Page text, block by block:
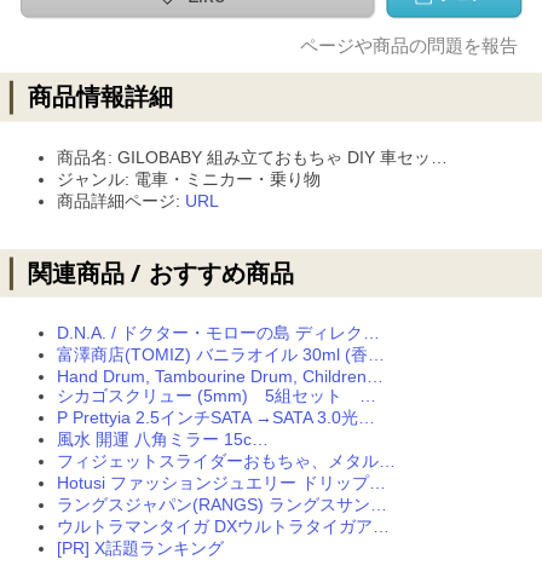
商品名: GILOBABY 組み立ておもちゃ DIY 車セッ…
ジャンル: 電車・ミニカー・乗り物
商品詳細ページ: URL
D.N.A. / ドクター・モローの島 ディレク…
富澤商店(TOMIZ) バニラオイル 30ml (香…
Hand Drum, Tambourine Drum, Children…
シカゴスクリュー (5mm) 5組セット …
P Prettyia 2.5インチSATA →SATA 3.0光…
風水 開運 八角ミラー 15c…
フィジェットスライダーおもちゃ、メタル…
Hotusi ファッションジュエリー ドリップ…
ラングスジャパン(RANGS) ラングスサン…
ウルトラマンタイガ DXウルトラタイガア…
[PR] X話題ランキング